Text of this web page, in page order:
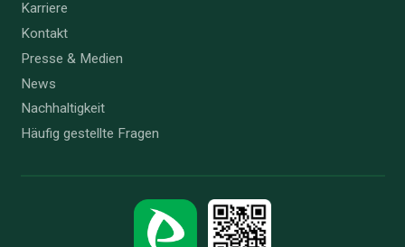
Karriere
Kontakt
Presse & Medien
News
Nachhaltigkeit
Häufig gestellte Fragen